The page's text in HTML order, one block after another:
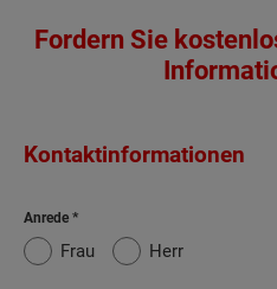
Fordern Sie
Kontaktinformationen
Anrede
Frau Herr